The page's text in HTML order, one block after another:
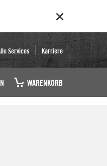
Services Karriere
WARENKORB